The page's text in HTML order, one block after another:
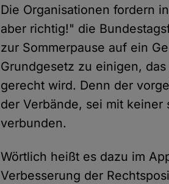
Die Organisationen fordern
aber richtig!" die
zur Sommerpause auf ein
Grundgesetz zu einigen,
gerecht wird. Denn der
der Verbände, sei mit
verbunden.
Wörtlich heißt es dazu im
Verbesserung der